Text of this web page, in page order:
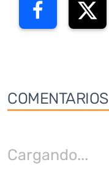
COMENTARIOS
Cargando...